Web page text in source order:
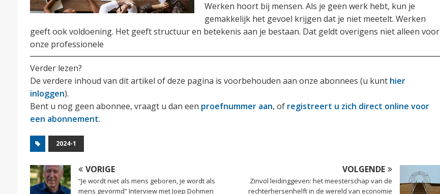
Werken hoort bij mensen. Als je geen werk hebt, kun je
gemakkelijk het gevoel krijgen dat je niet meetelt. Werken
geeft ook voldoening. Het geeft structuur en betekenis aan je bestaan. Dat geldt overigens niet alleen voor
onze professionele
Verder lezen?
De verdere inhoud van dit artikel of deze pagina is voorbehouden aan onze abonnees (u kunt hier
inloggen).
Bent u nog geen abonnee, vraagt u dan een proefnummer aan, of registreert u zich direct online voor
een abonnement.
2024-1
VORIGE
“Je wordt niet als mens geboren, je wordt als
mens gevormd” Interview met Joep Dohmen
VOLGENDE
Zinvol leidinggeven: het meesterschap van de
rechterhersenhelft in de wereld van economie